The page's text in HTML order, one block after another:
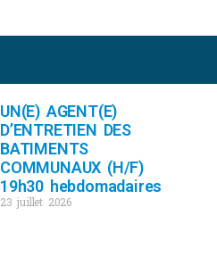
UN(E) AGENT(E)
D’ENTRETIEN DES
BATIMENTS
COMMUNAUX (H/F)
19h30 hebdomadaires
23 juillet 2026